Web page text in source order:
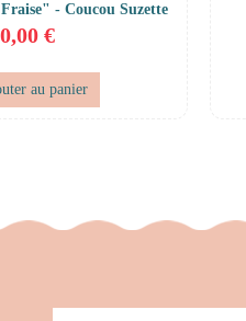
- Coucou Suzette
€
au panier